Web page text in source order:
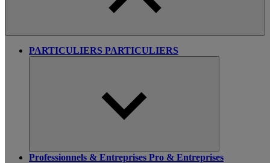
PARTICULIERS PARTICULIERS
Professionnels & Entreprises Pro & Entreprises